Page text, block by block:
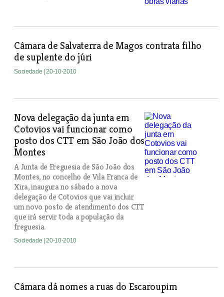
Câmara de Salvaterra de Magos contrata filho
de suplente do júri
Sociedade | 20-10-2010
Nova delegação da junta em
Cotovios vai funcionar como
posto dos CTT em São João dos
Montes
A Junta de Freguesia de São João dos
Montes, no concelho de Vila Franca de
Xira, inaugura no sábado a nova
delegação de Cotovios que vai incluir
um novo posto de atendimento dos CTT
que irá servir toda a população da
freguesia.
Sociedade | 20-10-2010
Câmara dá nomes a ruas do Escaroupim